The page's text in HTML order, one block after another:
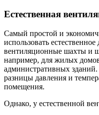
Естественная
Самый простой и
использовать
вентиляционные шахты и
например, для жилых
административных
разницы давления и
помещения.
Однако, у естественной